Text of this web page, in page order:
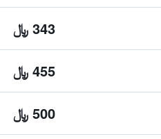
343 ﷼
455 ﷼
500 ﷼